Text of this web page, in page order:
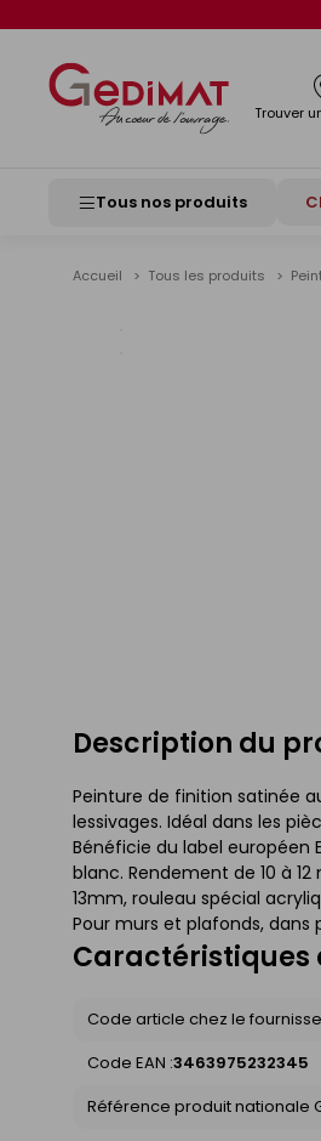
Trouver
Tous nos produits
Accueil Tous les produits
Description du
Peinture de finition satinée
lessivages. Idéal dans les
Bénéficie du label européen
blanc. Rendement de 10 à
13mm, rouleau spécial
Pour murs et plafonds,
Caractéristiques
Code article chez le
Code EAN :3463975232345
Référence produit nationale